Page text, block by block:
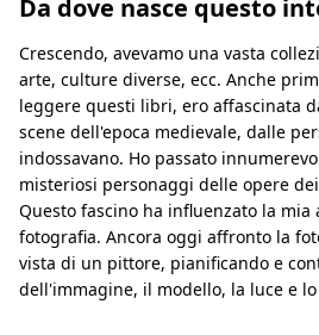
Da dove nasce questo
Crescendo, avevamo una vasta
arte, culture diverse, ecc. Anche
leggere questi libri, ero affascinata
scene dell'epoca medievale, dalle
indossavano. Ho passato
misteriosi personaggi delle opere
Questo fascino ha influenzato la
fotografia. Ancora oggi affronto la
vista di un pittore, pianificando e
dell'immagine, il modello, la luce e